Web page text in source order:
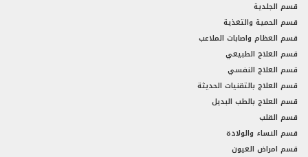
قسم الجلدية
قسم الحمية والتغذية
قسم العظام واصابات الملاعب
قسم العلاج الطبيعي
قسم العلاج النفسي
قسم العلاج بالتقنيات الحديثة
قسم العلاج بالطب البديل
قسم القلب
قسم النساء والولادة
قسم امراض العيون